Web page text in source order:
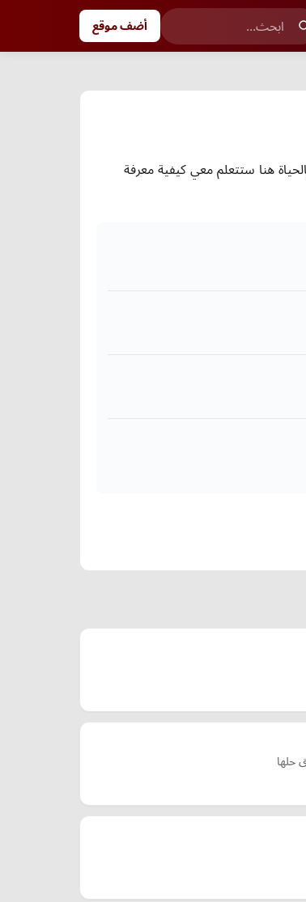
أضف موقع
هنا ستتعلم معي كيفية معرفة
حلها